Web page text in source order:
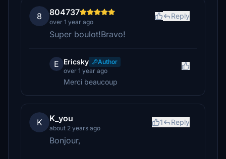
8 804737
over 1 year ago
Reply
Super boulot!Bravo!
E Ericsky
Author
over 1 year ago
Merci beaucoup
K K_you
about 2 years ago
1 Reply
Bonjour,